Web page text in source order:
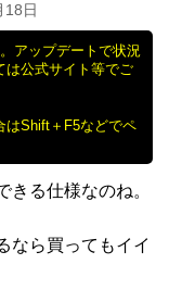
18日
アップデートで状況
は公式サイト等でご
はShift＋F5などでペ
る仕様なのね。
なら買ってもイイ